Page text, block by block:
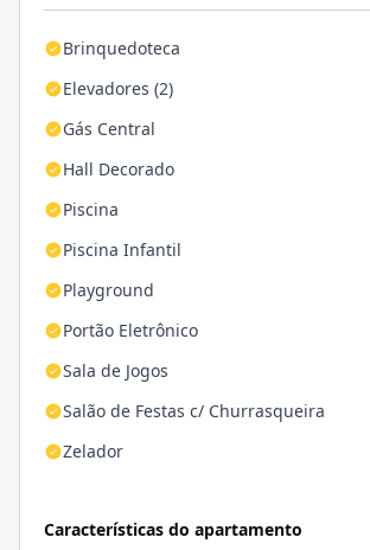
Brinquedoteca
Elevadores (2)
Gás Central
Hall Decorado
Piscina
Piscina Infantil
Playground
Portão Eletrônico
Sala de Jogos
Salão de Festas c/ Churrasqueira
Zelador
Características do apartamento